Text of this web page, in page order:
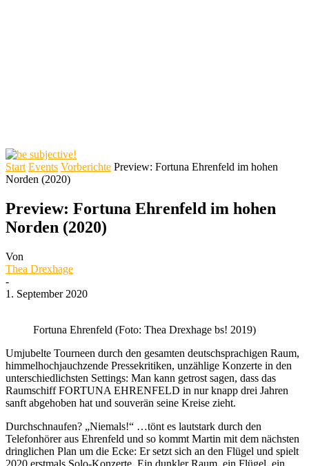
Start Events Vorberichte Preview: Fortuna Ehrenfeld im hohen
Norden (2020)
Preview: Fortuna Ehrenfeld im hohen
Norden (2020)
Von
Thea Drexhage
-
1. September 2020
Fortuna Ehrenfeld (Foto: Thea Drexhage bs! 2019)
Umjubelte Tourneen durch den gesamten deutschsprachigen Raum,
himmelhochjauchzende Pressekritiken, unzählige Konzerte in den
unterschiedlichsten Settings: Man kann getrost sagen, dass das
Raumschiff FORTUNA EHRENFELD in nur knapp drei Jahren
sanft abgehoben hat und souverän seine Kreise zieht.
Durchschnaufen? „Niemals!“ …tönt es lautstark durch den
Telefonhörer aus Ehrenfeld und so kommt Martin mit dem nächsten
dringlichen Plan um die Ecke: Er setzt sich an den Flügel und spielt
2020 erstmals Solo-Konzerte. Ein dunkler Raum, ein Flügel, ein